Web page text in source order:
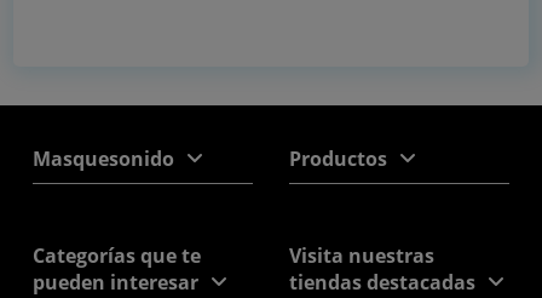
Masquesonido Productos
Categorías que te
pueden interesar
Visita nuestras
tiendas destacadas